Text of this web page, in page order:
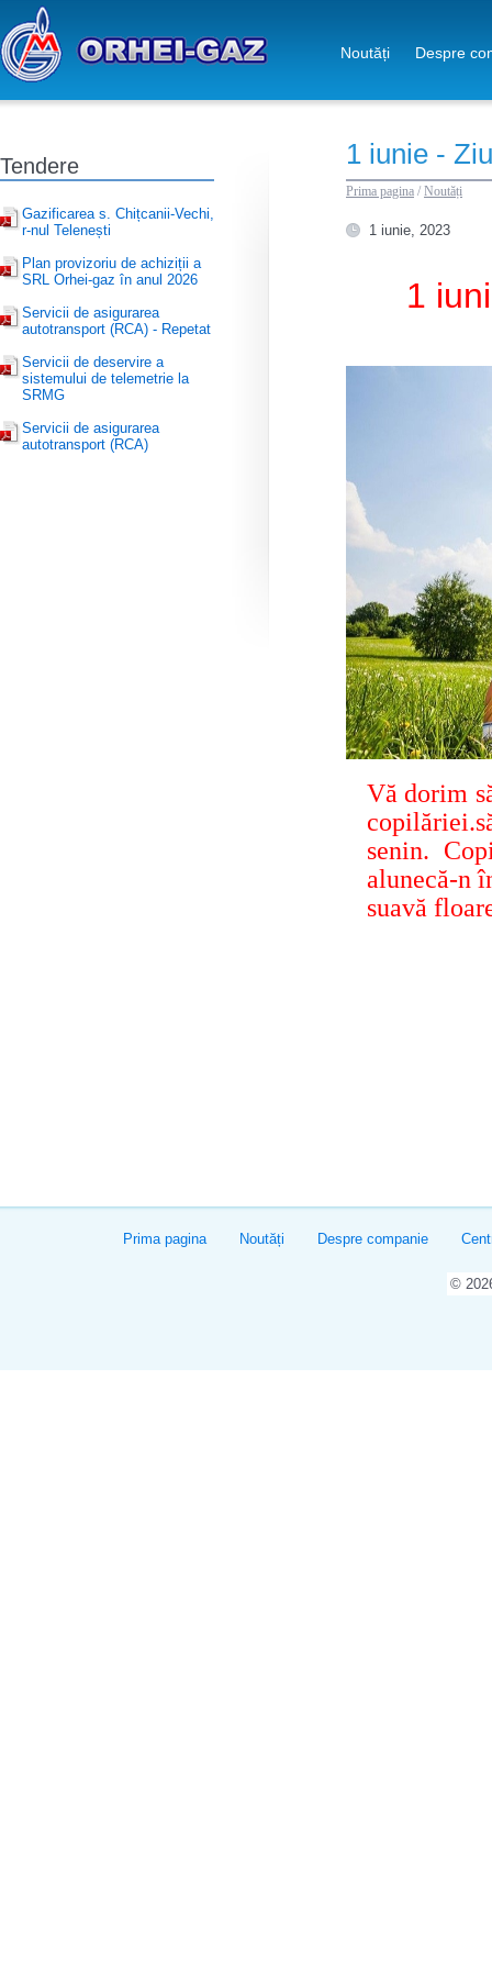
Noutăți Despre
Tendere
Gazificarea s. Chițcanii-Vechi,
r-nul Telenești
Plan provizoriu de achiziții a
SRL Orhei-gaz în anul 2026
Servicii de asigurarea
autotransport (RCA) - Repetat
Servicii de deservire a
sistemului de telemetrie la
SRMG
Servicii de asigurarea
autotransport (RCA)
1 iunie -
Prima pagina / Noutăți
1 iunie, 2023
1
Vă dorim
copilăriei.
senin.
alunecă-n
suavă
Prima pagina Noutăți Despre companie
©